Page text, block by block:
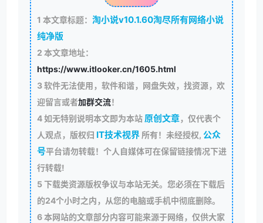
1 本文章标题： 淘小说v10.1.60淘尽所有网络小说
纯净版
2 本文章地址：
https://www.itlooker.cn/1605.html
3软件无法使用，软件和谐，网盘失效，找资源，欢
迎留言或者加群交流！
4如无特别说明本文即为本站原创文章，仅代表个
人观点，版权归 IT技术视界所有！未经授权, 公众
号平台请勿转载！个人自媒体可在保留链接情况下进
行转载!
5下载类资源版权争议与本站无关。您必须在下载后
的24个小时之内，从您的电脑或手机中彻底删除。
6本网站的文章部分内容可能来源于网络，仅供大家